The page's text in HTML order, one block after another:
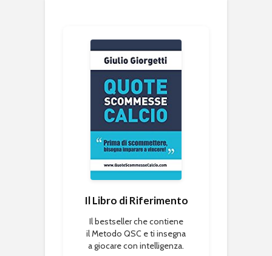
Il Libro di Riferimento
Il bestseller che contiene
il Metodo QSC e ti insegna
a giocare con intelligenza.